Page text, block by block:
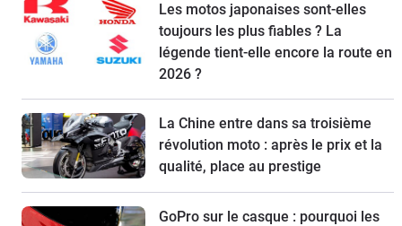
Les motos japonaises sont-elles
toujours les plus fiables ? La
légende tient-elle encore la route en
2026 ?
La Chine entre dans sa troisième
révolution moto : après le prix et la
qualité, place au prestige
GoPro sur le casque : pourquoi les